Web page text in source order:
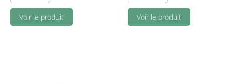
-
DuoVoir le produit
-
PtitsVoir le produit